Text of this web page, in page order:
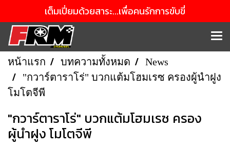
เต็มเปี่ยมด้วยสาระ...เพื่อคนรักการขับขี่
หน้าแรก บทความทั้งหมด
News
"กวาร์ตาราโร่" บวกแต้มโฮมเรซ ครองผู้นำฝูง
โมโตจีพี
"กวาร์ตาราโร่" บวกแต้มโฮมเรซ ครอง
ผู้นำฝูง โมโตจีพี